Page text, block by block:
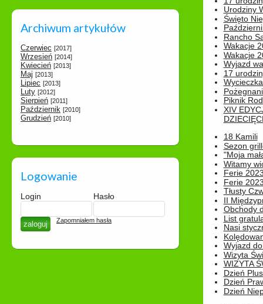
Archiwum artykułów
Czerwiec [2017]
Wrzesień [2014]
Kwiecień [2013]
Maj [2013]
Lipiec [2013]
Luty [2012]
Sierpień [2011]
Październik [2010]
Grudzień [2010]
Logowanie
Login Hasło
Zapomniałem hasła
Urodziny
Święto
Rancho
Wakacje
Wakacje
Wyjazd
17
Piknik
XIV
18 Kamili
Sezon
"Moja
Witamy
Ferie
Ferie
Tłusty
II
Obchody
List
Nasi
Wyjazd
Wizyta
WIZYTA
Dzień
Dzień
Dzień